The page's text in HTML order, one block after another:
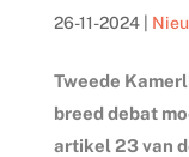
26-11-2024|
Tweede
breed debat
artikel 23 van